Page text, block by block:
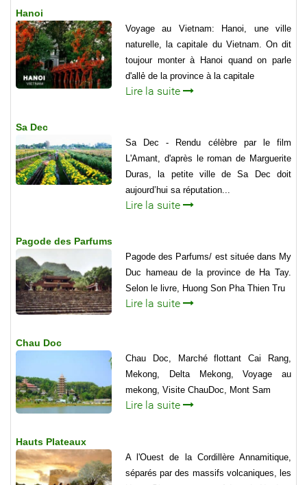
Hanoi
Voyage au Vietnam: Hanoi, une ville
naturelle, la capitale du Vietnam. On dit
toujour monter à Hanoi quand on parle
d'allẻ de la province à la capitale
Lire la suite
Sa Dec
Sa Dec - Rendu célèbre par le film
L'Amant, d'après le roman de Marguerite
Duras, la petite ville de Sa Dec doit
aujourd’hui sa réputation...
Lire la suite
Pagode des Parfums
Pagode des Parfums/ est située dans My
Duc hameau de la province de Ha Tay.
Selon le livre, Huong Son Pha Thien Tru
Lire la suite
Chau Doc
Chau Doc, Marché flottant Cai Rang,
Mekong, Delta Mekong, Voyage au
mekong, Visite ChauDoc, Mont Sam
Lire la suite
Hauts Plateaux
A l'Ouest de la Cordillère Annamitique,
séparés par des massifs volcaniques, les